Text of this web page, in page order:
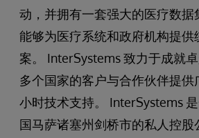
动，并拥有一套强大的医疗数据
能够为医疗系统和政府机构提供
案。 InterSystems 致力于成就
多个国家的客户与合作伙伴提供
小时技术支持。 InterSystems
国马萨诸塞州剑桥市的私人控股